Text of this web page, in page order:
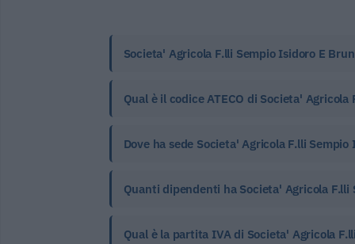
Societa' Agricola F.lli Sempio Isidoro E
Qual è il codice ATECO di Societa'
Dove ha sede Societa' Agricola F.lli Sempio
Quanti dipendenti ha Societa' Agricola F.lli
Qual è la partita IVA di Societa' Agricola